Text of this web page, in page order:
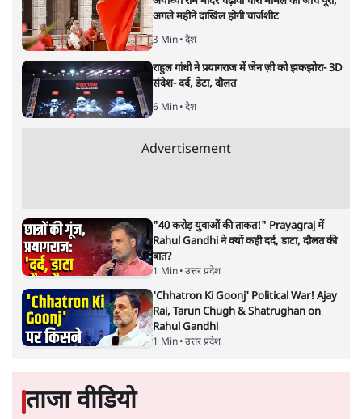
अगले महीने दाखिल होगी चार्जशीट
3 Min• देश
राहुल गांधी ने प्रयागराज में जेन ज़ी को झकझोरा- 3D
संदेश- दर्द, डेटा, दौलत
6 Min• देश
Advertisement
"40 करोड़ युवाओं की ताकत!" Prayagraj में
Rahul Gandhi ने क्यों कही दर्द, डाटा, दौलत की
बात?
1 Min• उत्तर प्रदेश
'Chhatron Ki Goonj' Political War! Ajay
Rai, Tarun Chugh & Shatrughan on
Rahul Gandhi
1 Min• उत्तर प्रदेश
ताजा वीडियो